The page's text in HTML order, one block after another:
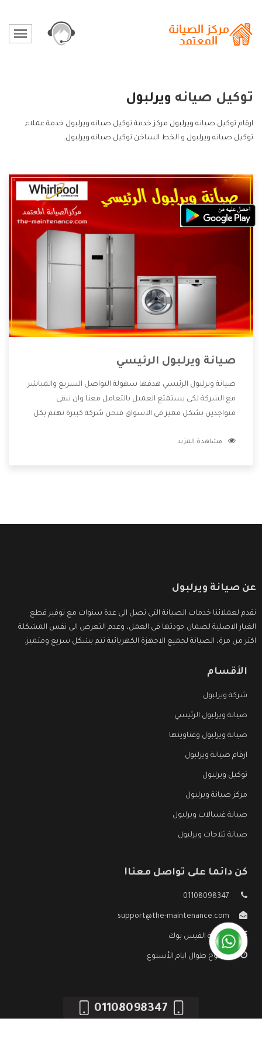
توكيل صيانه ويرلبول
ارقام توكيل صيانه ويرلبول مركز خدمة توكيل صيانه ويرلبول خدمة عملاء
توكيل صيانه ويرلبول و الخط الساخن توكيل صيانه ويرلبول.
صيانة ويرلبول الرئيسي
صيانة ويرلبول الرئيسي هدفها سهولة التواصل السريع والمباشر
مع الشركة لكى يستمتع العميل بالتعامل معنا وان نبقى
متواجدين بشكل مميز فى الاسواق فنحن شركة كبيرة نهتم بكل
الشركة بها والتى تكون منها خدمة الصيانة التى تكون من أهم
مشاهدة المزيد
عن صيانة ويرلبول
نقدم لعملائنا خدمات الصيانة التى تصل الى عدة سنوات مع توفير قطع
الغيار الاصلية لضمان جودتها فى العمل، وعدم التعرض الى نفس المشكلة
اكثر من مرة، الصيانة لجميع الاجهزة الكهربائية تتم بشكل سريع ومتميز.
الأقسام
شركة ويرلبول
صيانة ويرلبول الرئيسي
صيانة ويرلبول وعناوينها
ارقام صيانة ويرلبول
توكيل ويرلبول
مركز صيانة ويرلبول
صيانة غسالات ويرلبول
صيانة ثلاجات ويرلبول
كن دائما على تواصل معنا!
01108098347
support@the-maintenance.com
صفحة الفيس بوك
مفتوح طوال ايام الأسبوع
01108098347